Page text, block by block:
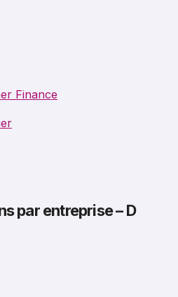
Finance
par entreprise – D